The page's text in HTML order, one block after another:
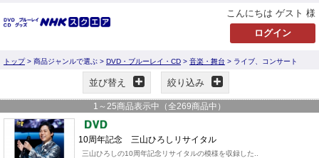
こんにちは ゲスト 様
トップ> 商品ジャンルで選ぶ > DVD・ブルーレイ・CD > 音楽・舞台 > ライブ、コンサート
並び替え 絞り込み
1 ～ 25商品表示中（全269商品中）
10周年記念 三山ひろしリサイタル
三山ひろしの10周年記念リサイタルの模様を収録した..